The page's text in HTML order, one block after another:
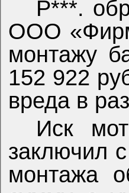
Р***.
ООО
монтажу
152 922
вреда в
Иск
заключил
монтажа